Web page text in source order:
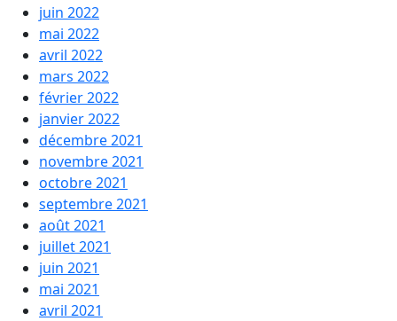
juin 2022
mai 2022
avril 2022
mars 2022
février 2022
janvier 2022
décembre 2021
novembre 2021
octobre 2021
septembre 2021
août 2021
juillet 2021
juin 2021
mai 2021
avril 2021